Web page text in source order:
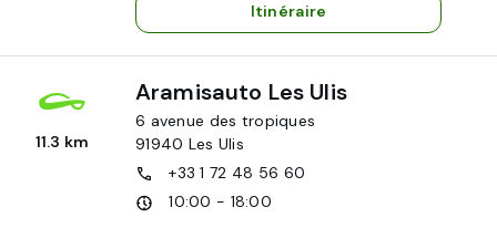
Itinéraire
11.3 km
Aramisauto Les Ulis
6 avenue des tropiques
91940 Les Ulis
+33 1 72 48 56 60
10:00 - 18:00